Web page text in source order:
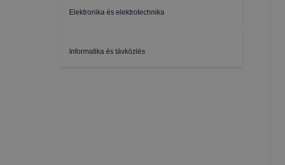
Elektronika és elektrotechnika
Informatika és távközlés